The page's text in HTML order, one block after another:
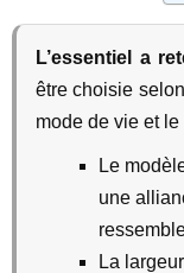
L’essentiel a
être choisie
mode de vie et
Le
une
La